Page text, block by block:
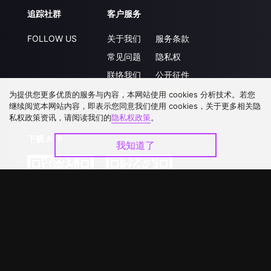
追踪社群
FOLLOW US
客户服务
关于我们
常见问题
联络我们
升级VIP
服务条款
隐私权
公开征件
合作洽談
为提供您更多优质的服务与内容，本网站使用 cookies 分析技术。若您
继续阅览本网站内容，即表示您同意我们使用 cookies，关于更多相关隐
私权政策资讯，请阅读我们的隐私权政策。
我知道了